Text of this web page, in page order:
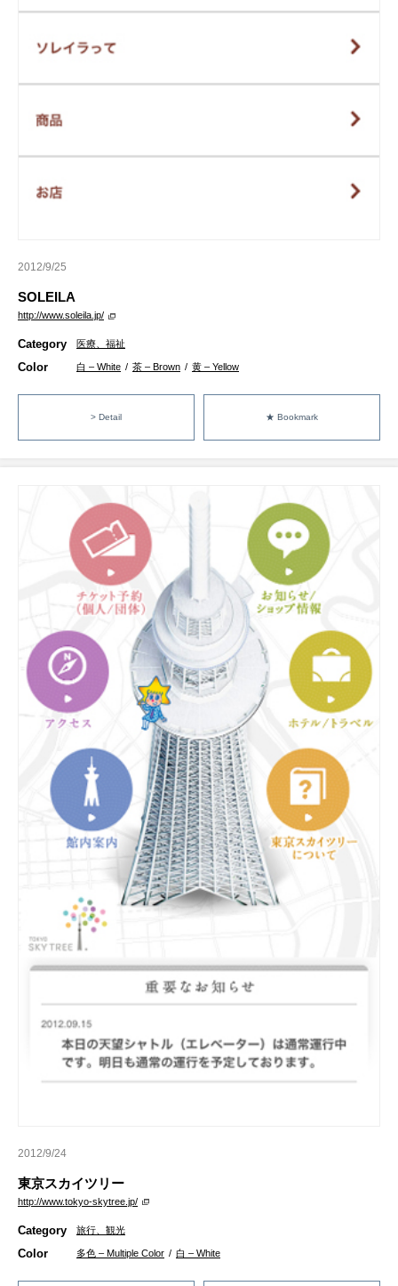
2012/9/25
SOLEILA
http://www.soleila.jp/
Category 医療、福祉
Color 白 – White / 茶 – Brown / 黄 – Yellow
> Detail ★ Bookmark
2012/9/24
東京スカイツリー
http://www.tokyo-skytree.jp/
Category 旅行、観光
Color 多色 – Multiple Color / 白 – White